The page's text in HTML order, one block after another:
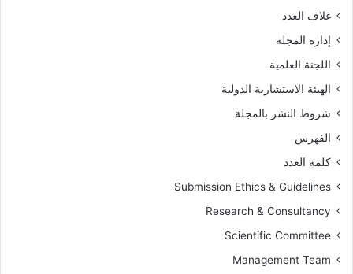
غلاف العدد
إدارة المجلة
اللجنة العلمية
الهيئة الاستشارية الدولية
شروط النشر بالمجلة
الفهرس
كلمة العدد
Submission Ethics & Guidelines
Research & Consultancy
Scientific Committee
Management Team